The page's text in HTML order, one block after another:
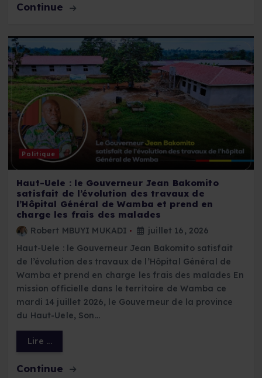
Continue
Politique
Haut-Uele : le Gouverneur Jean Bakomito
satisfait de l’évolution des travaux de
l’Hôpital Général de Wamba et prend en
charge les frais des malades
Robert MBUYI MUKADI
juillet 16, 2026
Haut-Uele : le Gouverneur Jean Bakomito satisfait
de l’évolution des travaux de l’Hôpital Général de
Wamba et prend en charge les frais des malades En
mission officielle dans le territoire de Wamba ce
mardi 14 juillet 2026, le Gouverneur de la province
du Haut-Uele, Son…
Lire ...
Continue